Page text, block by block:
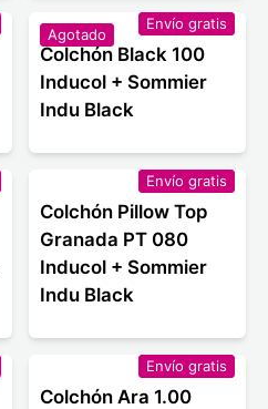
Agotado
Envío gratis
Colchón Black 100
Inducol + Sommier
Indu Black
Envío gratis
Colchón Pillow Top
Granada PT 080
Inducol + Sommier
Indu Black
Envío gratis
Colchón Ara 1.00